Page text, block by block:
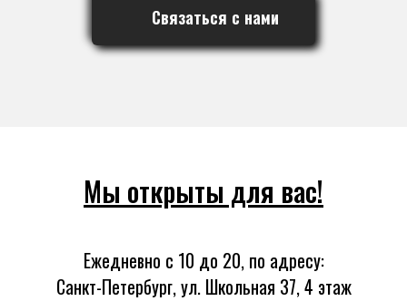
Связаться с нами
Мы открыты для вас!
Ежедневно с 10 до 20, по адресу:
Санкт-Петербург, ул. Школьная 37, 4 этаж